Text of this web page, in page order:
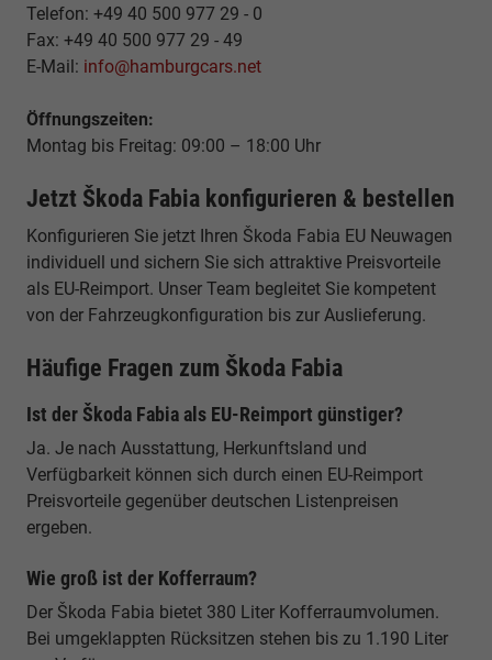
Telefon: +49 40 500 977 29 - 0
Fax: +49 40 500 977 29 - 49
E-Mail: info@hamburgcars.net
Öffnungszeiten:
Montag bis Freitag: 09:00 – 18:00 Uhr
Jetzt Škoda Fabia konfigurieren & bestellen
Konfigurieren Sie jetzt Ihren Škoda Fabia EU Neuwagen
individuell und sichern Sie sich attraktive Preisvorteile
als EU-Reimport. Unser Team begleitet Sie kompetent
von der Fahrzeugkonfiguration bis zur Auslieferung.
Häufige Fragen zum Škoda Fabia
Ist der Škoda Fabia als EU-Reimport günstiger?
Ja. Je nach Ausstattung, Herkunftsland und
Verfügbarkeit können sich durch einen EU-Reimport
Preisvorteile gegenüber deutschen Listenpreisen
ergeben.
Wie groß ist der Kofferraum?
Der Škoda Fabia bietet 380 Liter Kofferraumvolumen.
Bei umgeklappten Rücksitzen stehen bis zu 1.190 Liter